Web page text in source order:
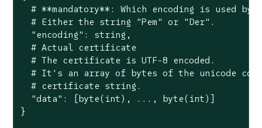
# **mandatory**: Which encoding is used by
  # Either the string "Pem" or "Der".
  "encoding": string,
  # Actual certificate
  # The certificate is UTF-8 encoded.
# It's an array of bytes of the unicode
  # certificate string.
  "data": [byte(int), ..., byte(int)]
}